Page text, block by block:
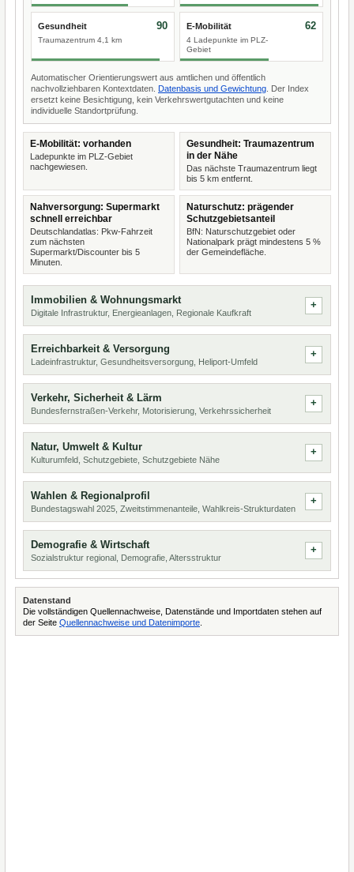
Gesundheit
Traumazentrum 4,1 km
90 E-Mobilität
4 Ladepunkte im PLZ-
Gebiet
62
Automatischer Orientierungswert aus amtlichen und öffentlich
nachvollziehbaren Kontextdaten. Datenbasis und Gewichtung . Der Index
ersetzt keine Besichtigung, kein Verkehrswertgutachten und keine
individuelle Standortprüfung.
E-Mobilität: vorhanden
Ladepunkte im PLZ-Gebiet
nachgewiesen.
Gesundheit: Traumazentrum
in der Nähe
Das nächste Traumazentrum liegt
bis 5 km entfernt.
Nahversorgung: Supermarkt
schnell erreichbar
Deutschlandatlas: Pkw-Fahrzeit
zum nächsten
Supermarkt/Discounter bis 5
Minuten.
Naturschutz: prägender
Schutzgebietsanteil
BfN: Naturschutzgebiet oder
Nationalpark prägt mindestens 5 %
der Gemeindefläche.
Immobilien & Wohnungsmarkt
Digitale Infrastruktur, Energieanlagen, Regionale Kaufkraft
Erreichbarkeit & Versorgung
Ladeinfrastruktur, Gesundheitsversorgung, Heliport-Umfeld
Verkehr, Sicherheit & Lärm
Bundesfernstraßen-Verkehr, Motorisierung, Verkehrssicherheit
Natur, Umwelt & Kultur
Kulturumfeld, Schutzgebiete, Schutzgebiete Nähe
Wahlen & Regionalprofil
Bundestagswahl 2025, Zweitstimmenanteile, Wahlkreis-Strukturdaten
Demografie & Wirtschaft
Sozialstruktur regional, Demografie, Altersstruktur
Datenstand
Die vollständigen Quellennachweise, Datenstände und Importdaten stehen auf
der Seite Quellennachweise und Datenimporte